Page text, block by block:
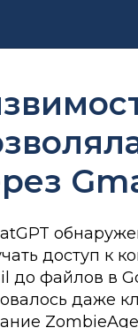
доступ к
до файлов в
даже